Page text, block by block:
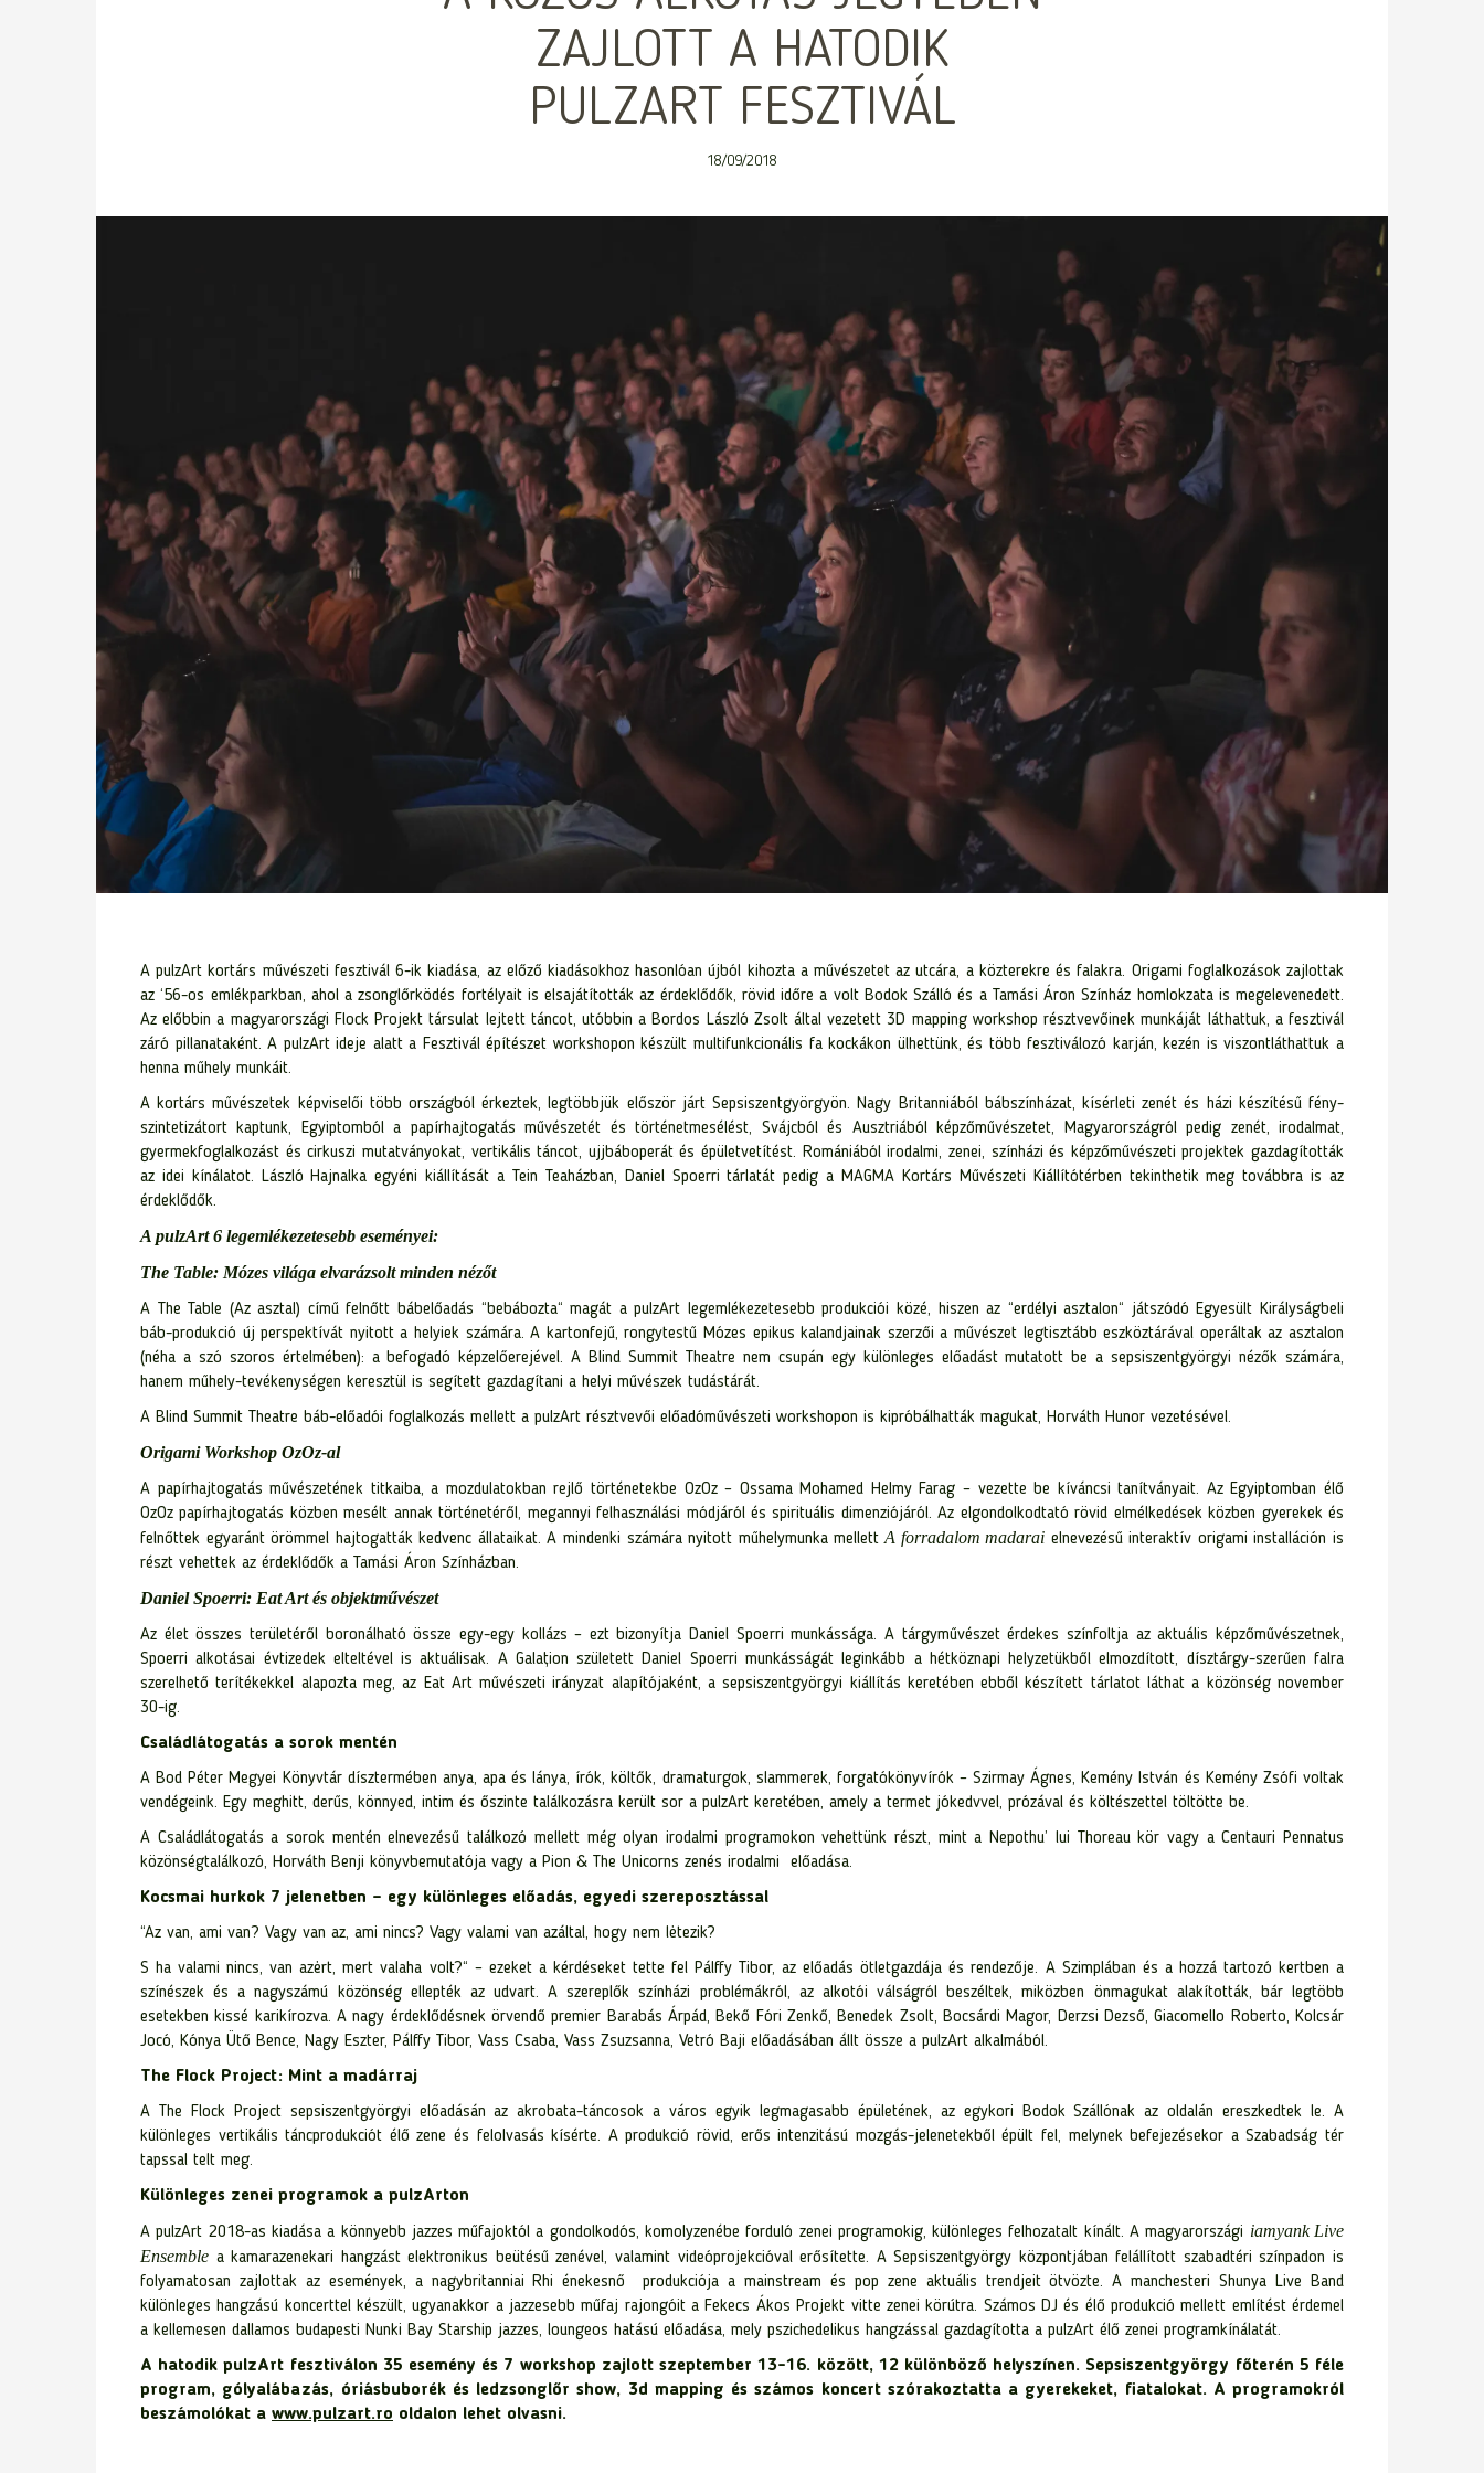
ZAJLOTT A HATODIK
PULZART FESZTIVÁL
18/09/2018
A pulzArt kortárs művészeti fesztivál 6-ik kiadása, az előző kiadásokhoz hasonlóan újból kihozta a művészetet az utcára, a közterekre és falakra. Origami foglalkozások zajlottak
az ‘56-os emlékparkban, ahol azsonglőrködés fortélyaitis elsajátították az érdeklődők, rövid időre a volt Bodok Szálló és a Tamási Áron Színház homlokzata is megelevenedett.
Az előbbin a magyarországi Flock Projekt társulat lejtett táncot, utóbbin a Bordos László Zsolt által vezetett 3D mapping workshop résztvevőinek munkáját láthattuk, a fesztivál
záró pillanataként. A pulzArt ideje alatt a Fesztivál építészet workshopon készült multifunkcionális fa kockákon ülhettünk, és több fesztiválozó karján, kezén is viszontláthattuk a
henna műhely munkáit.
A kortárs művészetek képviselői több országból érkeztek, legtöbbjük először járt Sepsiszentgyörgyön. Nagy Britanniából bábszínházat, kísérleti zenét és házi készítésű fény-
szintetizátort kaptunk, Egyiptomból a papírhajtogatás művészetét és történetmesélést, Svájcból és Ausztriából képzőművészetet, Magyarországról pedig zenét, irodalmat,
gyermekfoglalkozást és cirkuszi mutatványokat, vertikális táncot, ujjbáboperát és épületvetítést. Romániából irodalmi, zenei, színházi és képzőművészeti projektek gazdagították
az idei kínálatot. László Hajnalka egyéni kiállítását a Tein Teaházban, Daniel Spoerri tárlatát pedig a MAGMA Kortárs Művészeti Kiállítótérben tekinthetik meg továbbra is az
érdeklődők.
A pulzArt 6 legemlékezetesebb eseményei:
The Table: Mózes világa elvarázsolt minden nézőt
A The Table (Az asztal) című felnőtt bábelőadás “bebábozta“ magát a pulzArt legemlékezetesebb produkciói közé, hiszen az “erdélyi asztalon“ játszódó Egyesült Királyságbeli
báb-produkció új perspektívát nyitott a helyiek számára. A kartonfejű, rongytestű Mózes epikus kalandjainak szerzői a művészet legtisztább eszköztárával operáltak az asztalon
(néha a szó szoros értelmében): a befogadó képzelőerejével. A Blind Summit Theatre nem csupán egy különleges előadást mutatott be a sepsiszentgyörgyi nézők számára,
hanem műhely-tevékenységen keresztül is segített gazdagítani a helyi művészek tudástárát.
A Blind Summit Theatre báb-előadói foglalkozás mellett a pulzArt résztvevői előadóművészeti workshopon is kipróbálhatták magukat, Horváth Hunor vezetésével.
Origami Workshop OzOz-al
A papírhajtogatás művészetének titkaiba, a mozdulatokban rejlő történetekbe OzOz – Ossama Mohamed Helmy Farag – vezette be kíváncsi tanítványait. Az Egyiptomban élő
OzOz papírhajtogatás közben mesélt annak történetéről, megannyi felhasználási módjáról és spirituális dimenziójáról. Az elgondolkodtató rövid elmélkedések közben gyerekek és
felnőttek egyaránt örömmel hajtogatták kedvenc állataikat. A mindenki számára nyitott műhelymunka mellett A forradalom madarai elnevezésű interaktív origami installáción is
részt vehettek az érdeklődők a Tamási Áron Színházban.
Daniel Spoerri: Eat Art és objektművészet
Az élet összes területéről boronálható össze egy-egy kollázs – ezt bizonyítja Daniel Spoerri munkássága. A tárgyművészet érdekes színfoltja az aktuális képzőművészetnek,
Spoerri alkotásai évtizedek elteltével is aktuálisak. A Galațion született Daniel Spoerri munkásságát leginkább a hétköznapi helyzetükből elmozdított, dísztárgy-szerűen falra
szerelhető terítékekkel alapozta meg, az Eat Art művészeti irányzat alapítójaként, a sepsiszentgyörgyi kiállítás keretében ebből készített tárlatot láthat a közönség november
30-ig.
Családlátogatás a sorok mentén
A Bod Péter Megyei Könyvtár dísztermében anya, apa és lánya, írók, költők, dramaturgok, slammerek, forgatókönyvírók – Szirmay Ágnes, Kemény István és Kemény Zsófi voltak
vendégeink. Egy meghitt, derűs, könnyed, intim és őszinte találkozásra került sor a pulzArt keretében, amely a termet jókedvvel, prózával és költészettel töltötte be.
A Családlátogatás a sorok mentén elnevezésű találkozó mellett még olyan irodalmi programokon vehettünk részt, mint a Nepothu’ lui Thoreau kör vagy a Centauri Pennatus
közönségtalálkozó, Horváth Benji könyvbemutatója vagy a Pion & The Unicorns zenés irodalmi előadása.
Kocsmai hurkok 7 jelenetben – egy különleges előadás, egyedi szereposztással
“Az van, ami van? Vagy van az, ami nincs? Vagy valami van azáltal, hogy nem lėtezik?
S ha valami nincs, van azėrt, mert valaha volt?“ – ezeket a kérdéseket tette fel Pálffy Tibor, az előadás ötletgazdája és rendezője. A Szimplában és a hozzá tartozó kertben a
színészek és a nagyszámú közönség ellepték az udvart. A szereplők színházi problémákról, az alkotói válságról beszéltek, miközben önmagukat alakították, bár legtöbb
esetekben kissé karikírozva. A nagy érdeklődésnek örvendő premier Barabás Árpád, Bekő Fóri Zenkő, Benedek Zsolt, Bocsárdi Magor, Derzsi Dezső, Giacomello Roberto, Kolcsár
Jocó, Kónya Ütő Bence, Nagy Eszter, Pálffy Tibor, Vass Csaba, Vass Zsuzsanna, Vetró Baji előadásában állt össze a pulzArt alkalmából.
The Flock Project: Mint a madárraj
A The Flock Project sepsiszentgyörgyi előadásán az akrobata-táncosok a város egyik legmagasabb épületének, az egykori Bodok Szállónak az oldalán ereszkedtek le. A
különleges vertikális táncprodukciót élő zene és felolvasás kísérte. A produkció rövid, erős intenzitású mozgás-jelenetekből épült fel, melynek befejezésekor a Szabadság tér
tapssal telt meg.
Különleges zenei programok a pulzArton
A pulzArt 2018-as kiadása a könnyebb jazzes műfajoktól a gondolkodós, komolyzenébe forduló zenei programokig, különleges felhozatalt kínált. A magyarországi iamyank Live
Ensemble a kamarazenekari hangzást elektronikus beütésű zenével, valamint videóprojekcióval erősítette. A Sepsiszentgyörgy központjában felállított szabadtéri színpadon is
folyamatosan zajlottak az események, a nagybritanniai Rhi énekesnő produkciója a mainstream és pop zene aktuális trendjeit ötvözte. A manchesteri Shunya Live Band
különleges hangzású koncerttel készült, ugyanakkor a jazzesebb műfaj rajongóit a Fekecs Ákos Projekt vitte zenei körútra. Számos DJ és élő produkció mellett említést érdemel
a kellemesen dallamos budapesti Nunki Bay Starship jazzes, loungeos hatású előadása, mely pszichedelikus hangzással gazdagította a pulzArt élő zenei programkínálatát.
A hatodik pulzArt fesztiválon 35 esemény és 7 workshop zajlott szeptember 13-16. között, 12 különböző helyszínen. Sepsiszentgyörgy főterén 5 féle
program, gólyalábazás, óriásbuborék és ledzsonglőr show, 3d mapping és számos koncert szórakoztatta a gyerekeket, fiatalokat. A programokról
beszámolókat a www.pulzart.ro oldalon lehet olvasni.